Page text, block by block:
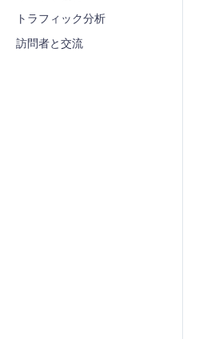
トラフィック分析
訪問者と交流